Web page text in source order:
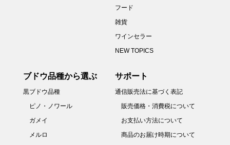
フード
雑貨
ワインセラー
NEW TOPICS
ブドウ品種から選ぶ
黒ブドウ品種
ピノ・ノワール
ガメイ
メルロ
サポート
通信販売法に基づく表記
販売価格・消費税について
お支払い方法について
商品のお届け時期について